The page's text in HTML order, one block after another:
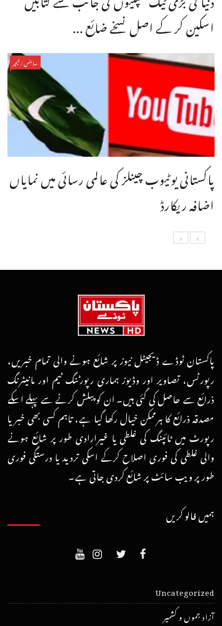
اسکین کر کے اصل نسخے ضائع ...
سائنس/فیچر
پاکستانی یوٹیوب چینلز کی عالمی رسائی میں نمایاں
اضافہ ریکارڈ
پاکستان ٹوڈے ڈیجیٹل نیوز پر شائع ہونے والی تمام خبریں،
رپورٹس، تصاویر اور وڈیوز ہماری رپورٹنگ ٹیم اور مانیٹرنگ
ذرائع سے حاصل کی گئی ہیں۔ ان کو پبلش کرنے سے پہلے اسکے
مصدقہ ذرائع کا ہرممکن خیال رکھا گیا ہے، تاہم کسی بھی خبر یا
رپورٹ میں ٹائپنگ کی غلطی یا غیرارادی طور پر شائع ہونے
والی غلطی کی فوری اصلاح کرکے اسکی تردید یا درستگی فوری
طور پر ویب سائٹ پر شائع کردی جاتی ہے۔
ہمیں فالو کریں
Uncategorized
آزاد جموں و کشمیر